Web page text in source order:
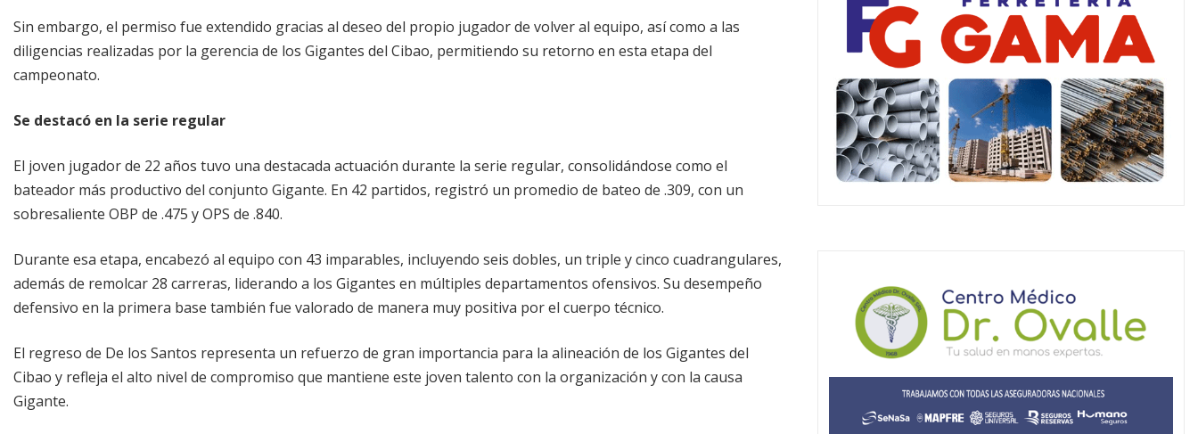
Sin embargo, el permiso fue extendido gracias al deseo del propio jugador de volver al equipo, así como a las
diligencias realizadas por la gerencia de los Gigantes del Cibao, permitiendo su retorno en esta etapa del
campeonato.
Se destacó en la serie regular
El joven jugador de 22 años tuvo una destacada actuación durante la serie regular, consolidándose como el
bateador más productivo del conjunto Gigante. En 42 partidos, registró un promedio de bateo de .309, con un
sobresaliente OBP de .475 y OPS de .840.
Durante esa etapa, encabezó al equipo con 43 imparables, incluyendo seis dobles, un triple y cinco cuadrangulares,
además de remolcar 28 carreras, liderando a los Gigantes en múltiples departamentos ofensivos. Su desempeño
defensivo en la primera base también fue valorado de manera muy positiva por el cuerpo técnico.
El regreso de De los Santos representa un refuerzo de gran importancia para la alineación de los Gigantes del
Cibao y refleja el alto nivel de compromiso que mantiene este joven talento con la organización y con la causa
Gigante.